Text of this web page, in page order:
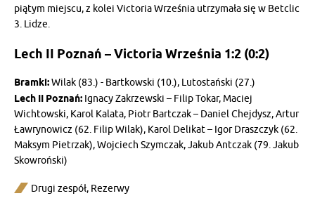
piątym miejscu, z kolei Victoria Września utrzymała się w Betclic
3. Lidze.
Lech II Poznań – Victoria Września 1:2 (0:2)
Bramki:Wilak (83.) - Bartkowski (10.), Lutostański (27.)
Lech II Poznań: Ignacy Zakrzewski – Filip Tokar, Maciej
Wichtowski, Karol Kalata, Piotr Bartczak – Daniel Chejdysz, Artur
Ławrynowicz (62. Filip Wilak), Karol Delikat – Igor Draszczyk (62.
Maksym Pietrzak), Wojciech Szymczak, Jakub Antczak (79. Jakub
Skowroński)
Drugi zespół, Rezerwy